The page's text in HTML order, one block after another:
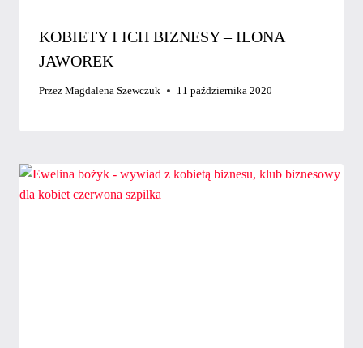
KOBIETY I ICH BIZNESY – ILONA
JAWOREK
Przez Magdalena Szewczuk 11 października 2020